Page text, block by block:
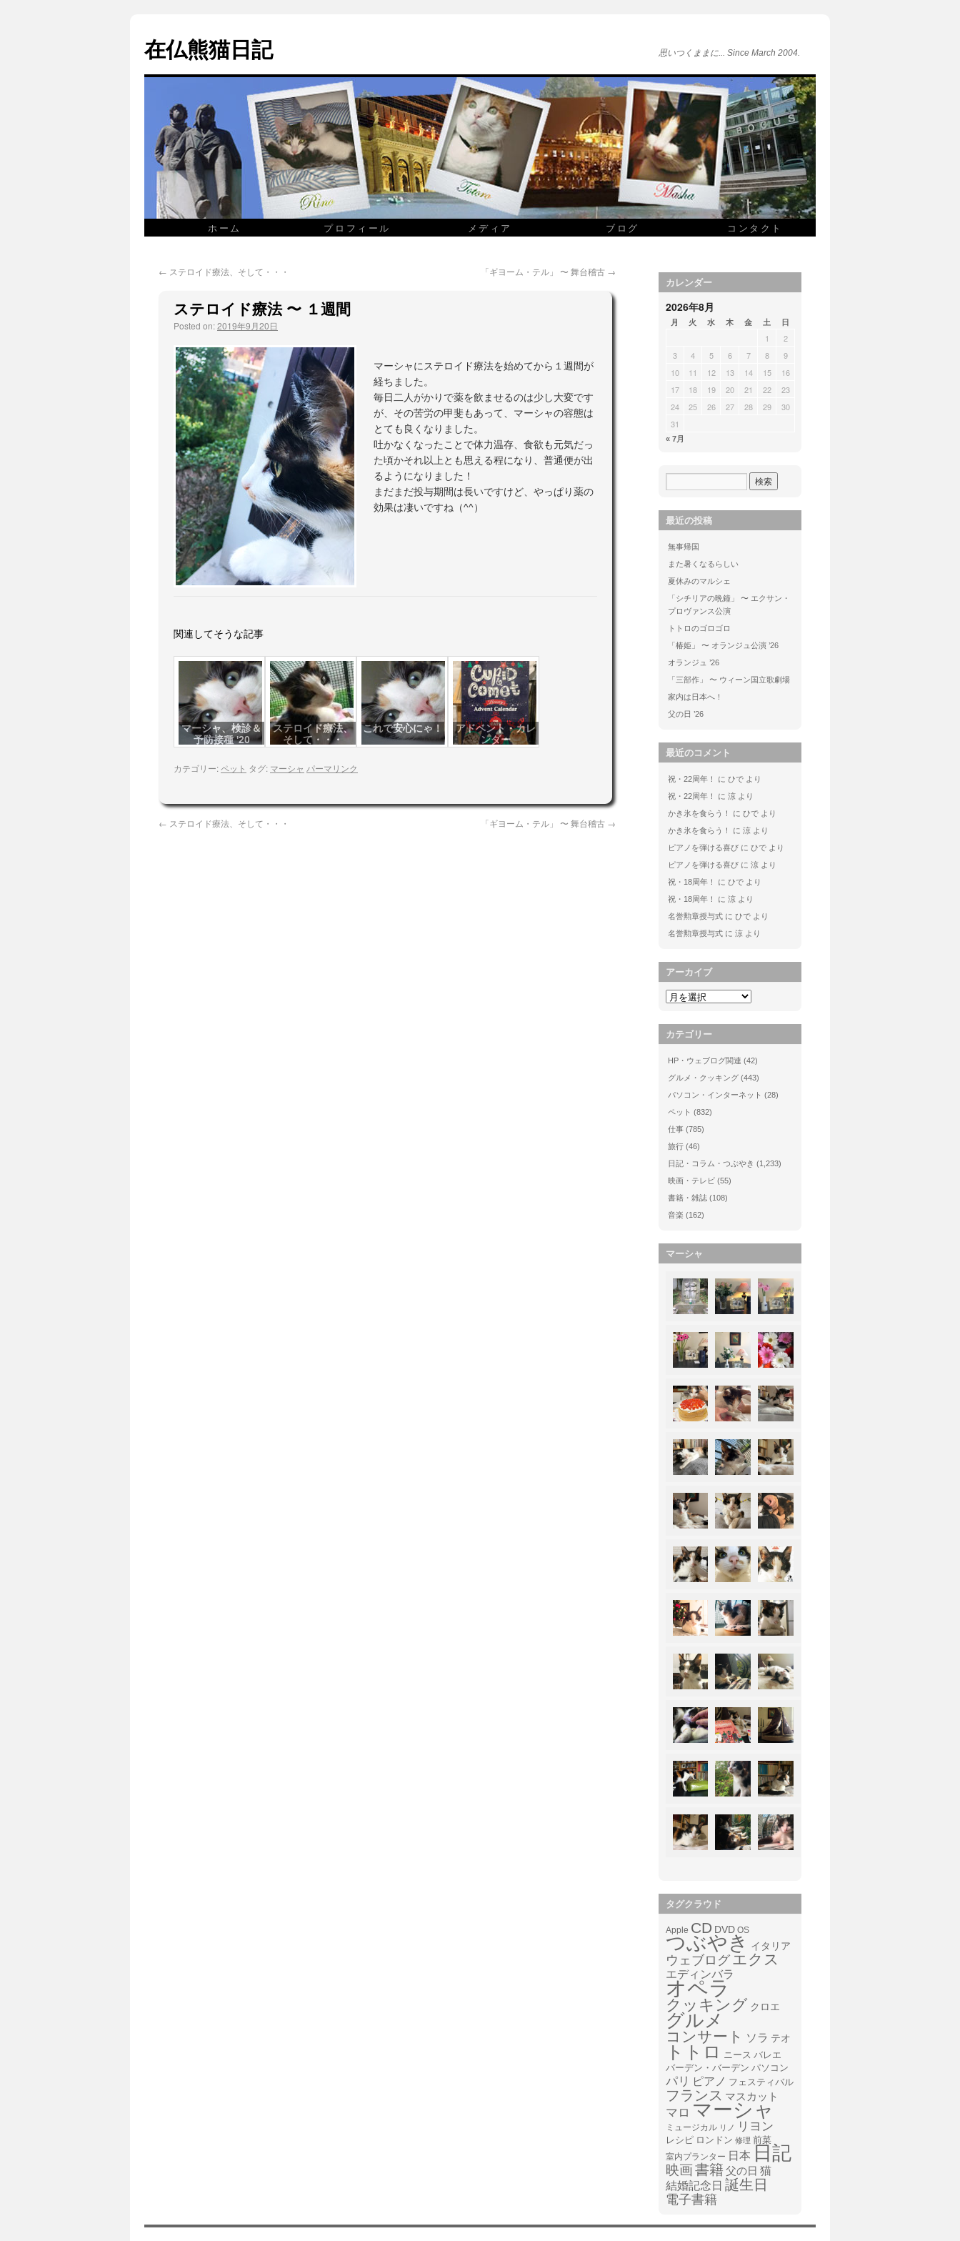
在仏熊猫日記 思いつくままに... Since March 2004.
ホーム プロフィール メディア ブログ コンタクト
← ステロイド療法、そして・・・ 「ギヨーム・テル」 〜 舞台稽古 →
ステロイド療法 〜 １週間
Posted on:2019年9月20日
マーシャにステロイド療法を始めてから１週間が
経ちました。
毎日二人がかりで薬を飲ませるのは少し大変です
が、その苦労の甲斐もあって、マーシャの容態は
とても良くなりました。
吐かなくなったことで体力温存、食欲も元気だっ
た頃かそれ以上とも思える程になり、普通便が出
るようになりました！
まだまだ投与期間は長いですけど、やっぱり薬の
効果は凄いですね（^^）
関連してそうな記事
マーシャ、検診＆
予防接種 '20
ステロイド療法、
そして・・・
これで安心にゃ！
アドベント・カレ
ンダー
カテゴリー:ペット タグ: マーシャ パーマリンク
← ステロイド療法、そして・・・ 「ギヨーム・テル」 〜 舞台稽古 →
カレンダー
2026年8月
月 火 水 木 金 土 日
1
2
3
4 5 6 7 8
9
10
11 12 13 14 15
16
17
18 19 20 21 22
23
24
25 26 27 28 29
30
31
« 7月
最近の投稿
無事帰国
また暑くなるらしい
夏休みのマルシェ
「シチリアの晩鐘」 〜 エクサン・
プロヴァンス公演
トトロのゴロゴロ
「椿姫」 〜 オランジュ公演 ’26
オランジュ ’26
「三部作」 〜 ウィーン国立歌劇場
家内は日本へ！
父の日 ’26
最近のコメント
祝・22周年！ に ひで より
祝・22周年！
に 涼 より
かき氷を食らう！
に ひで より
かき氷を食らう！
に 涼 より
ピアノを弾ける喜び に ひで より
ピアノを弾ける喜び に 涼 より
祝・18周年！
に ひで より
祝・18周年！
に 涼 より
名誉勲章授与式 に ひで より
名誉勲章授与式 に 涼 より
アーカイブ
カテゴリー
HP・ウェブログ関連 (42)
グルメ・クッキング (443)
パソコン・インターネット (28)
ペット (832)
仕事 (785)
旅行 (46)
日記・コラム・つぶやき (1,233)
映画・テレビ (55)
書籍・雑誌 (108)
音楽 (162)
マーシャ
タグクラウド
Apple CD DVD OS
つぶやき イタリア
ウェブログ エクス
エディンバラ
オペラ
クッキング クロエ
グルメ
コンサート ソラ テオ
トトロ ニース バレエ
バーデン・バーデン パソコン
パリ ピアノ フェスティバル
フランス マスカット
マロ マーシャ
ミュージカル リノ リヨン
レシピ ロンドン 修理 前菜
室内プランター 日本 日記
映画書籍 父の日 猫
結婚記念日 誕生日
電子書籍